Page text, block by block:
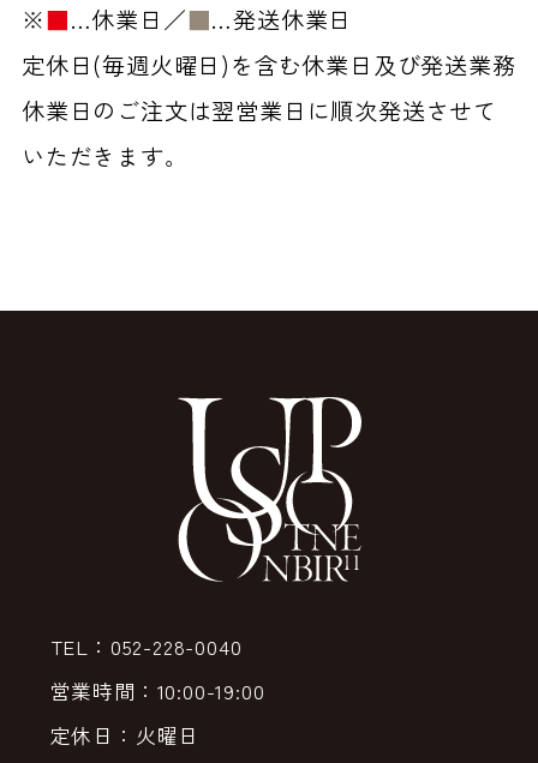
※■…休業日／■…発送休業日
定休日(毎週火曜日)を含む休業日及び発送業務
休業日のご注文は翌営業日に順次発送させて
いただきます。
TEL：052-228-0040
営業時間：10:00-19:00
定休日：火曜日